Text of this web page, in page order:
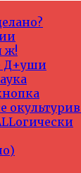
ж!
Д+уши